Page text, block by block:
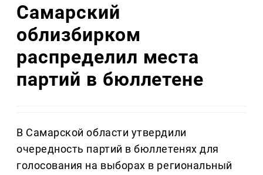
Самарский
облизбирком
распределил места
партий в бюллетене
В Самарской области утвердили
очередность партий в бюллетенях для
голосования на выборах в региональный